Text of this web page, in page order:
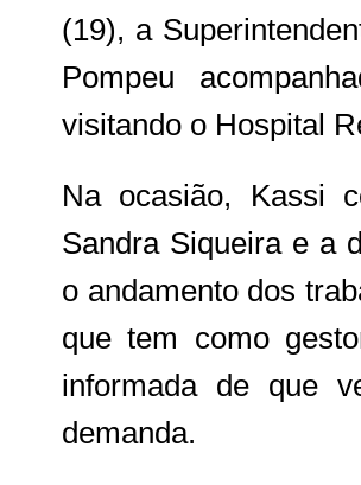
(19), a
Pompeu
visitando o Hospital
Na ocasião, Kassi
Sandra Siqueira e a
o andamento dos
que tem como
informada de que
demanda.